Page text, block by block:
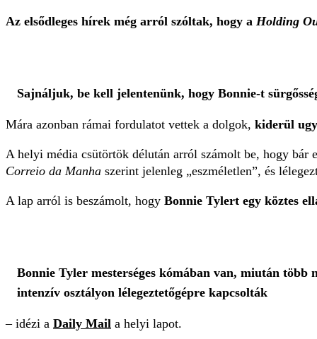
Az elsődleges hírek még arról szóltak, hogy a Holding
Sajnáljuk, be kell jelentenünk, hogy Bonnie-t
Mára azonban rámai fordulatot vettek a dolgok, kiderül
A helyi média csütörtök délután arról számolt be, hogy bár
Correio da Manha szerint jelenleg „eszméletlen”, és
A lap arról is beszámolt, hogy Bonnie Tylert egy köztes
Bonnie Tyler mesterséges kómában van, miután több
intenzív osztályon lélegeztetőgépre kapcsolták
– idézi a Daily Mail a helyi lapot.